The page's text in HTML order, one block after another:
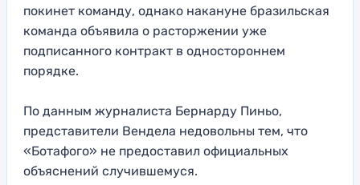
покинет команду, однако накануне бразильская
команда объявила о расторжении уже
подписанного контракт в одностороннем
порядке.
По данным журналиста Бернарду Пиньо,
представители Вендела недовольны тем, что
«Ботафого» не предоставил официальных
объяснений случившемуся.